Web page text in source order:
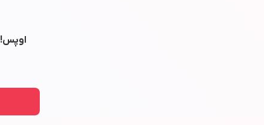
اوپس!